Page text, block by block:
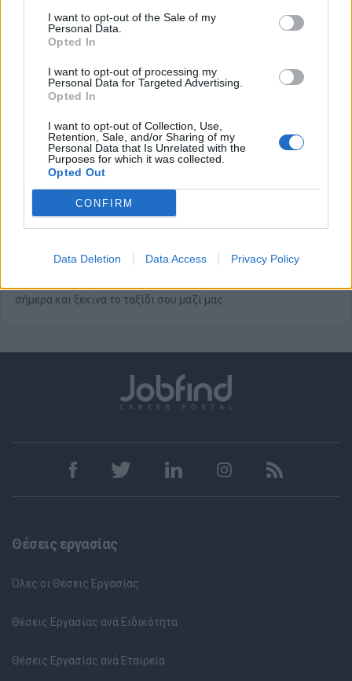
I want to opt-out of the Sale of my
Personal Data.
Opted In
I want to opt-out of processing my
Personal Data for Targeted Advertising.
Opted In
I want to opt-out of Collection, Use,
Retention, Sale, and/or Sharing of my
Personal Data that Is Unrelated with the
Purposes for which it was collected.
Opted Out
CONFIRM
Data Deletion Data Access Privacy Policy
Συμπεριληπτικό Περιβάλλον: Διεθνής, φιλική και
πολυπολιτισμική ομάδα
Δίνουν το παράδειγμακαι αναζητούν συνεχώς βελτιώσεις
και καινοτόμες λύσεις
πρωτοβουλίες
Επικεντρώνονται στον πελάτηκαι προσφέρουν εξαιρετική
εξυπηρέτηση
✔ Έχουν το θάρρος να επαναπροσδιορίσουν υπάρχουσες
λύσεις και να
σκέφτονται δημιουργικά
Ας Κάνουμε Μαζί τη Διαφορά!
σήμερα και ξεκίνα το ταξίδι σου μαζί μας.
Θέσεις εργασίας
Όλες οι Θέσεις Εργασίας
Θέσεις Εργασίας ανά Ειδικότητα
Θέσεις Εργασίας ανά Εταιρεία